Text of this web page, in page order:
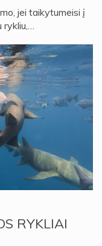
jei taikytumeisi į
rykliu,…
RYKLIAI